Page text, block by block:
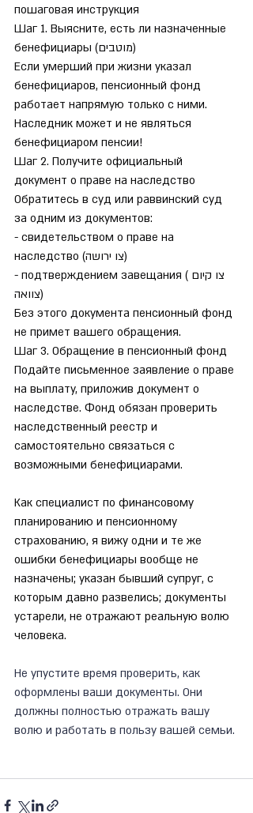
пошаговая инструкция
Шаг 1. Выясните, есть ли назначенные
бенефициары (מוטבים)
Если умерший при жизни указал
бенефициаров, пенсионный фонд
работает напрямую только с ними.
Наследник может и не являться
бенефициаром пенсии!
Шаг 2. Получите официальный
документ о праве на наследство
Обратитесь в суд или раввинский суд
за одним из документов:
- свидетельством о праве на
наследство (צו ירושה)
- подтверждением завещания (צו קיום
צוואה)
Без этого документа пенсионный фонд
не примет вашего обращения.
Шаг 3. Обращение в пенсионный фонд
Подайте письменное заявление о праве
на выплату, приложив документ о
наследстве. Фонд обязан проверить
наследственный реестр и
самостоятельно связаться с
возможными бенефициарами.
Как специалист по финансовому
планированию и пенсионному
страхованию, я вижу одни и те же
ошибки бенефициары вообще не
назначены; указан бывший супруг, с
которым давно развелись; документы
устарели, не отражают реальную волю
человека.
Не упустите время проверить, как
оформлены ваши документы. Они
должны полностью отражать вашу
волю и работать в пользу вашей семьи.